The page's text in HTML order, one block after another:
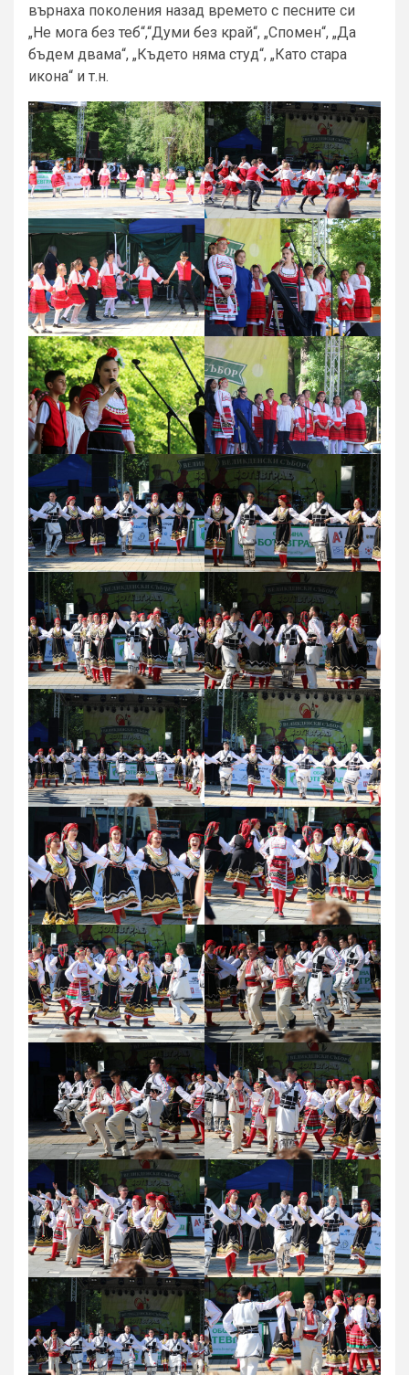
върнаха поколения назад времето с песните си
„Не мога без теб“,“Думи без край“, „Спомен“, „Да
бъдем двама“, „Където няма студ“, „Като стара
икона“ и т.н.